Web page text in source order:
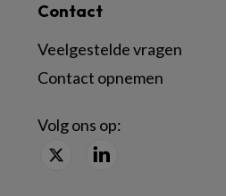
Contact
Veelgestelde vragen
Contact opnemen
Volg ons op: